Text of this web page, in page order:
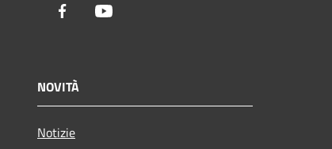
Facebook
NOVITÀ
Notizie